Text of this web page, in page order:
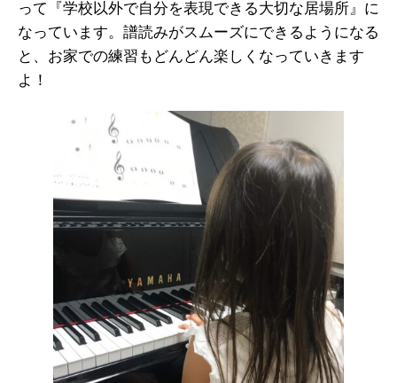
って『学校以外で自分を表現できる大切な居場所』に
なっています。譜読みがスムーズにできるようになる
と、お家での練習もどんどん楽しくなっていきます
よ！